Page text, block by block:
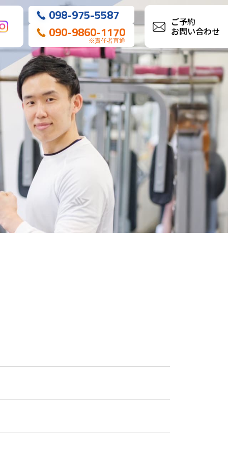
098-975-5587
090-9860-1170
※責任者直通
ご予約
お問い合わせ